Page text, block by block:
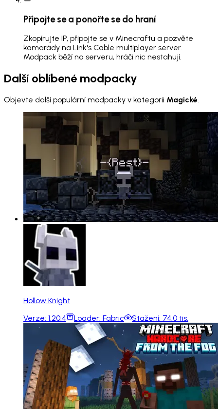
Připojte se a ponořte se do hraní
Zkopírujte IP, připojte se v Minecraftu a pozvěte
kamarády na Link's Cable multiplayer server.
Modpack běží na serveru, hráči nic nestahují.
Další oblíbené modpacky
Objevte další populární modpacky v kategorii Magické.
Hollow Knight
Verze: 1.20.4 Loader: Fabric Stažení: 74.0 tis.